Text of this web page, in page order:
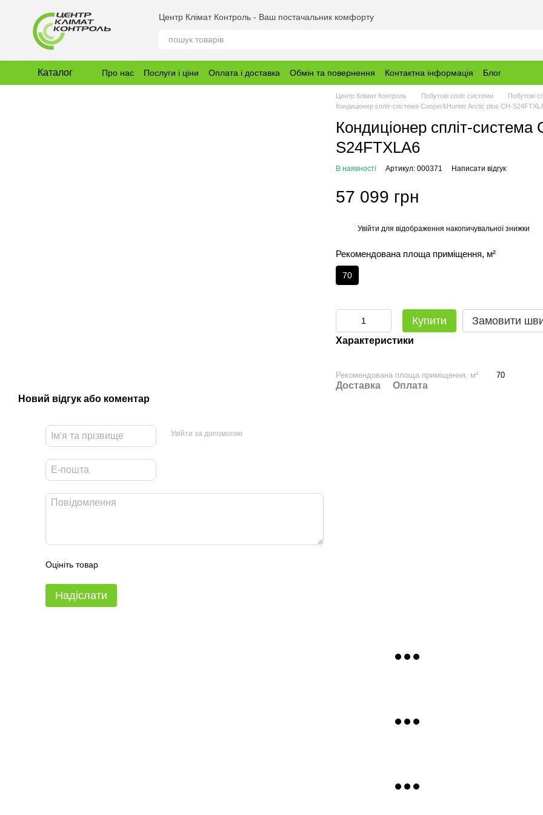
Центр Клімат Контроль - Ваш постачальник комфорту
Каталог Про нас Послуги і ціни Оплата і доставка Обмін та повернення Контактна інформація Блог
Новий відгук або коментар
Увійти за допомогою
Оцініть товар
Надіслати
Центр Клімат Контроль Побутові спліт системи
Побутові
Кондиціонер спліт-система Cooper&Hunter Arctic plus CH-
Кондиціонер спліт-
S24FTXLA6
В наявності Артикул: 000371 Написати відгук
57 099 грн
Увійти для відображення накопичувальної знижки
Рекомендована площа приміщення, м²
70
Купити Замовити
Характеристики
Рекомендована площа приміщення, м² 70
Доставка Оплата